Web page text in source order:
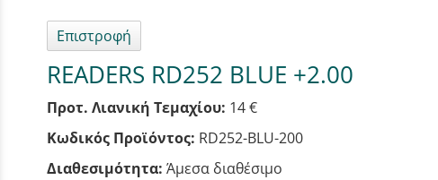
Επιστροφή
READERS RD252 BLUE +2.00
Προτ. Λιανική Τεμαχίου: 14 €
Κωδικός Προϊόντος: RD252-BLU-200
Διαθεσιμότητα: Άμεσα διαθέσιμο